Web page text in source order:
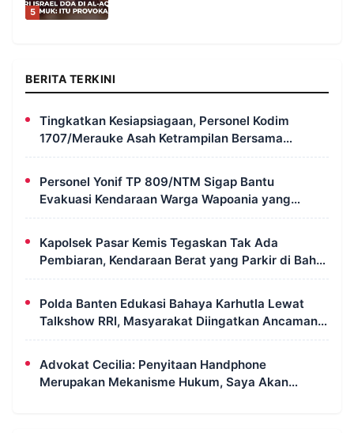
5
BERITA TERKINI
Tingkatkan Kesiapsiagaan, Personel Kodim
1707/Merauke Asah Ketrampilan Bersama
Petugas Damkar
Personel Yonif TP 809/NTM Sigap Bantu
Evakuasi Kendaraan Warga Wapoania yang
Terperosok ke Jurang
Kapolsek Pasar Kemis Tegaskan Tak Ada
Pembiaran, Kendaraan Berat yang Parkir di Bahu
Jalan Langsung Ditertibkan
Polda Banten Edukasi Bahaya Karhutla Lewat
Talkshow RRI, Masyarakat Diingatkan Ancaman
Pidana Pembakaran Lahan
Advokat Cecilia: Penyitaan Handphone
Merupakan Mekanisme Hukum, Saya Akan